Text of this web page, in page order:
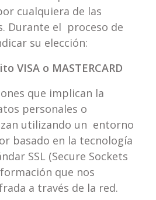
cualquiera de las
Durante el proceso de
su elección:
VISA o MASTERCARD
que implican la
personales o
utilizando un entorno
basado en la tecnología
SSL (Secure Sockets
que nos
a través de la red.